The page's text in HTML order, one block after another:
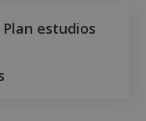
Plan estudios